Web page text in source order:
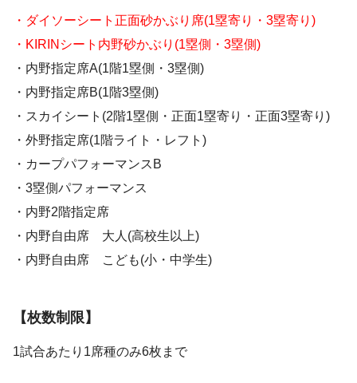
・ダイソーシート正面砂かぶり席(1塁寄り・3塁寄り)
・KIRINシート内野砂かぶり(1塁側・3塁側)
・内野指定席A(1階1塁側・3塁側)
・内野指定席B(1階3塁側)
・スカイシート(2階1塁側・正面1塁寄り・正面3塁寄り)
・外野指定席(1階ライト・レフト)
・カープパフォーマンスB
・3塁側パフォーマンス
・内野2階指定席
・内野自由席 大人(高校生以上)
・内野自由席 こども(小・中学生)
【枚数制限】
1試合あたり1席種のみ6枚まで